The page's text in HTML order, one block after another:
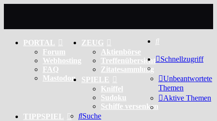
PORTAL
Forum
Webhosting
FAQ
Mastodon
ZEUG
Aktienbörse
Treffenübersicht
Zitatesammlung
SPIELE
Kniffel
Sudoku
Schiffe versenken
TIPPSPIEL
Schnellzugriff
Unbeantwortete
Themen
Aktive Themen
Suche